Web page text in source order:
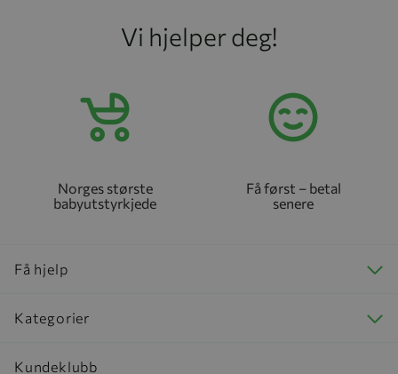
Vi hjelper deg!
Norges største
babyutstyrkjede
Få først – betal
senere
Få hjelp
Kategorier
Kundeklubb